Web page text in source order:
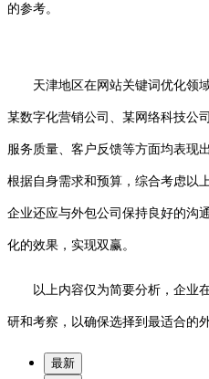
的参考。
天津地区在网站关键词优化领域
某数字化营销公司、某网络科技公
服务质量、客户反馈等方面均表现
根据自身需求和预算，综合考虑以
企业还应与外包公司保持良好的沟
化的效果，实现双赢。
以上内容仅为简要分析，企业
研和考察，以确保选择到最适合的
最新